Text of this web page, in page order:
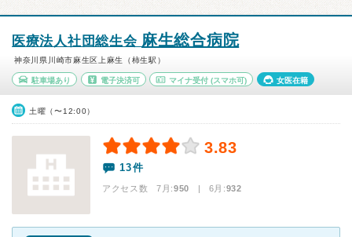
医療法人社団総生会 麻生総合病院
神奈川県川崎市麻生区上麻生（柿生駅）
駐車場あり 電子決済可 マイナ受付 (スマホ可) 女医在籍
土曜（〜12:00）
3.83
13件
アクセス数 7月:950 | 6月:932